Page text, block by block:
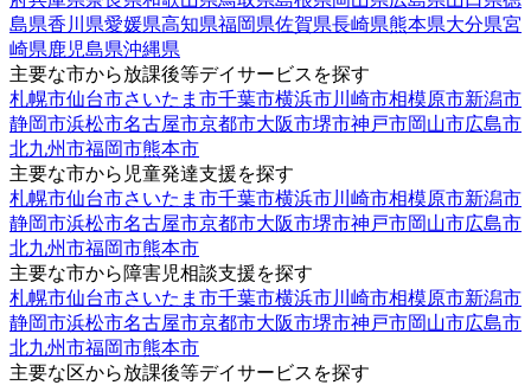
島県香川県愛媛県高知県福岡県佐賀県長崎県熊本県大分県宮
崎県鹿児島県沖縄県
主要な市から放課後等デイサービスを探す
札幌市仙台市さいたま市千葉市横浜市川崎市相模原市新潟市
静岡市浜松市名古屋市京都市大阪市堺市神戸市岡山市広島市
北九州市福岡市熊本市
主要な市から児童発達支援を探す
札幌市仙台市さいたま市千葉市横浜市川崎市相模原市新潟市
静岡市浜松市名古屋市京都市大阪市堺市神戸市岡山市広島市
北九州市福岡市熊本市
主要な市から障害児相談支援を探す
札幌市仙台市さいたま市千葉市横浜市川崎市相模原市新潟市
静岡市浜松市名古屋市京都市大阪市堺市神戸市岡山市広島市
北九州市福岡市熊本市
主要な区から放課後等デイサービスを探す